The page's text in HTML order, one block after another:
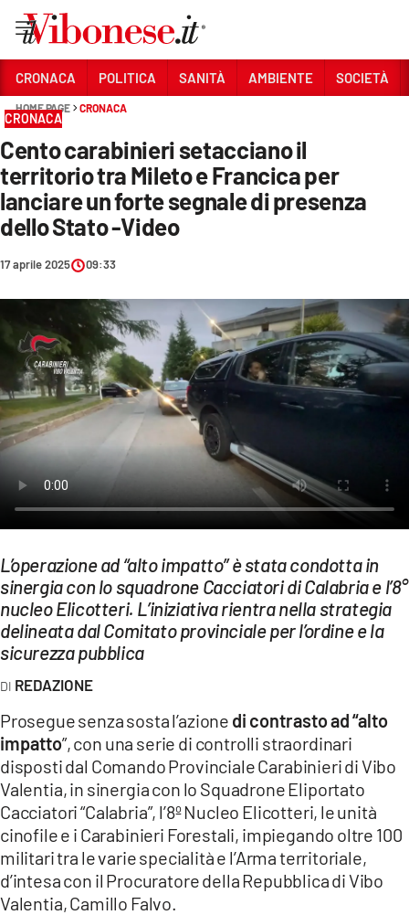
Sezioni
CRONACA
POLITICA
SANITÀ
AMBIENTE
SOCIETÀ
CULTURA
ECONOMIA E LAVORO
EVENTI
SPORT
Streaming
LAC NETWORK
LAC ONAIR
Network
LACPLAY.IT
LACTV.IT
LACONAIR.IT
LACITYMAG.IT
ILREGGINO.IT
CRONACA POLITICA SANITÀ AMBIENTE SOCIETÀ
HOME PAGE CRONACA
CRONACA
Cento carabinieri setacciano il
territorio tra Mileto e Francica per
lanciare un forte segnale di presenza
dello Stato -Video
17 aprile 2025 09:33
L’operazione ad “alto impatto” è stata condotta in
sinergia con lo squadrone Cacciatori di Calabria e l’8°
nucleo Elicotteri. L’iniziativa rientra nella strategia
delineata dal Comitato provinciale per l’ordine e la
sicurezza pubblica
REDAZIONE
Prosegue senza sosta l’azione di contrasto ad “alto
impatto”, con una serie di controlli straordinari
disposti dal Comando Provinciale Carabinieri di Vibo
Valentia, in sinergia con lo Squadrone Eliportato
Cacciatori “Calabria”, l’8º Nucleo Elicotteri, le unità
cinofile e i Carabinieri Forestali, impiegando oltre 100
militari tra le varie specialità e l’Arma territoriale,
d’intesa con il Procuratore della Repubblica di Vibo
Valentia, Camillo Falvo.